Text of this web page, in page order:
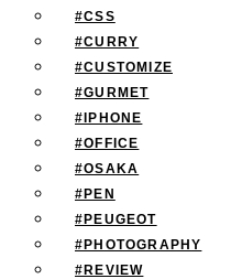
#CSS
#CURRY
#CUSTOMIZE
#GURMET
#IPHONE
#OFFICE
#OSAKA
#PEN
#PEUGEOT
#PHOTOGRAPHY
#REVIEW